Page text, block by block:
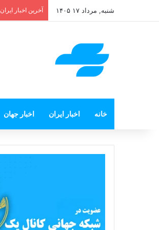
شنبه, مرداد ۱۷ ۱۴۰۵ آخرین اخبار ایران
خانه اخبار ایران اخبار جهان